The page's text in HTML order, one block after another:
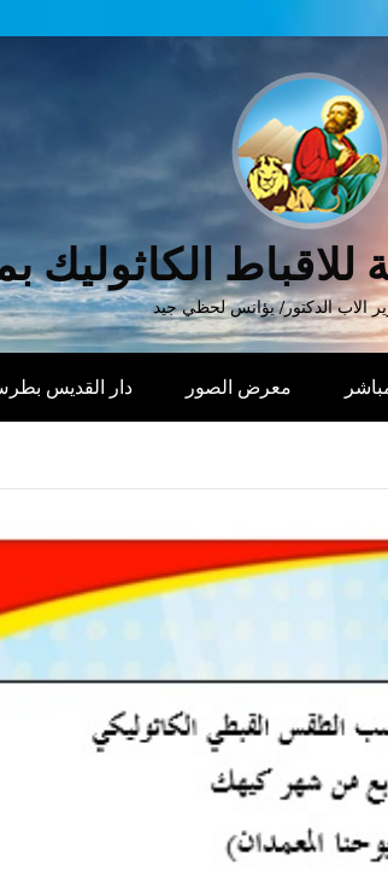
للاقباط الكاثوليك
الاب الدكتور/ يؤانس لحظي جيد
معرض الصور دار القديس